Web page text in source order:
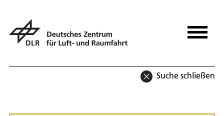
Suche schließen